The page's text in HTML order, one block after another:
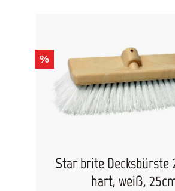
%
Star brite Decksbürste
hart, weiß,